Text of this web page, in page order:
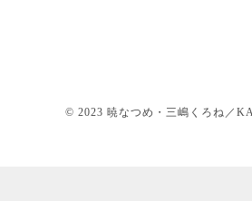
© 2023 暁なつめ・三嶋くろね／